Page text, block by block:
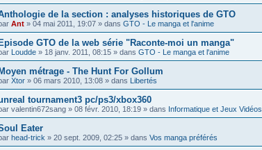
de la section : analyses historiques de GTO
Ant » 04 mai 2011, 19:07 » dans GTO - Le manga et l'anime
GTO de la web série "Raconte-moi un manga"
Loudde » 18 janv. 2011, 08:15 » dans GTO - Le manga et l'anime
métrage - The Hunt For Gollum
Xtor » 06 mars 2010, 13:08 » dans Libertés
tournament3 pc/ps3/xbox360
valentin672sang » 08 févr. 2010, 18:19 » dans Informatique et Jeux Vidéos
Eater
head-trick » 20 sept. 2009, 02:25 » dans Vos manga préférés